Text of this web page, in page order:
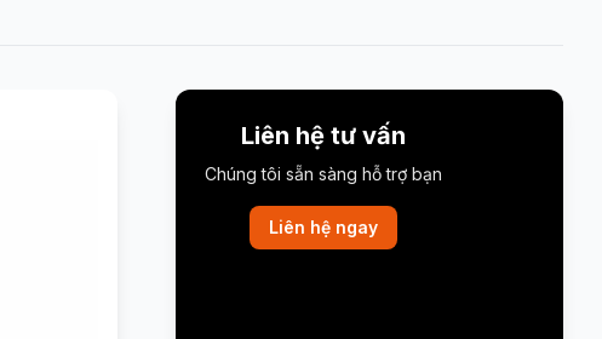
Liên hệ tư vấn
Chúng tôi sẵn sàng hỗ trợ bạn
Liên hệ ngay